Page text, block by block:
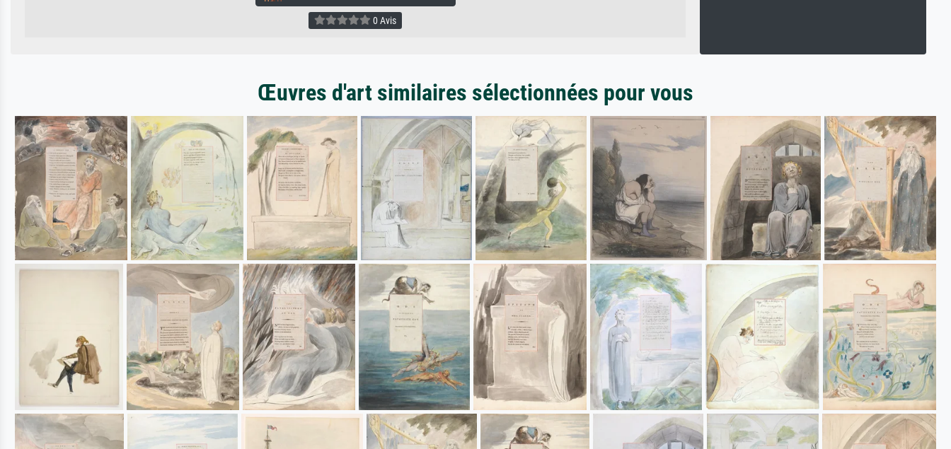
0 Avis
Œuvres d'art similaires sélectionnées pour vous